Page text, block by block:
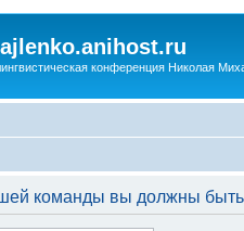
конференция Николая
команды вы должны